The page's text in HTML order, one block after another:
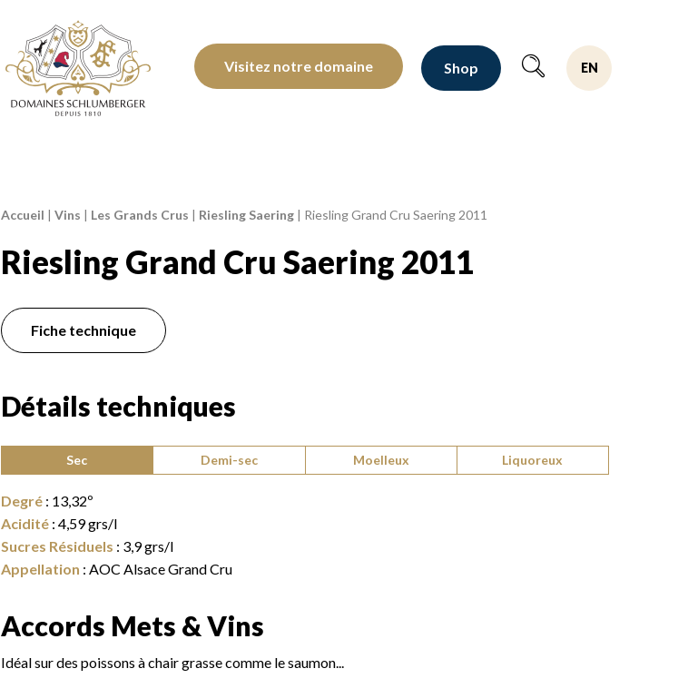
Domaines Schlumberger Vignerons 100% récoltants depuis 1810
Visitez notre domaine Shop EN
Fil d'Ariane :
Accueil | Vins | Les Grands Crus | Riesling Saering| Riesling Grand Cru Saering 2011
Riesling Grand Cru Saering 2011
Fiche technique
Détails techniques
Type de vin :
Sec Demi-sec Moelleux Liquoreux
Degré : 13,32º
Acidité : 4,59grs/l
Sucres Résiduels : 3,9grs/l
Appellation : AOC Alsace Grand Cru
Accords Mets & Vins
Idéal sur des poissons à chair grasse comme le saumon...